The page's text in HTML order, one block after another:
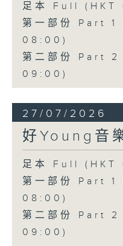
足本 Full
第一部份 Part
08:00)
第二部份 Part
09:00)
27/07/2026
好Young音
足本 Full
第一部份 Part
08:00)
第二部份 Part
09:00)